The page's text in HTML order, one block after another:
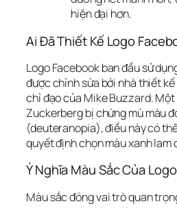
hiện đại hơn.
Ai Đã Thiết Kế Logo
Logo Facebook ban đầu sử
được chỉnh sửa bởi nhà thiết
chỉ đạo của Mike Buzzard.
Zuckerberg bị chứng mù màu
(deuteranopia), điều này có
quyết định chọn màu xanh lam
Ý Nghĩa Màu Sắc Của
Màu sắc đóng vai trò quan